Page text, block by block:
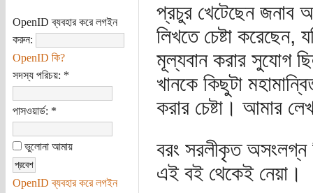
OpenID ব্যবহার করে লগইন
করুন:
OpenID কি?
সদস্য পরিচয়: *
পাসওয়ার্ড: *
ভুলোনা আমায়
OpenID ব্যবহার করে লগইন
প্রচুর খেটেছেন জনাব
লিখতে চেষ্টা করেছেন,
মূল্যবান করার সুযোগ
খানকে কিছুটা
করার চেষ্টা। আমার
বরং সরলীকৃত অসংলগ্ন
এই বই থেকেই নেয়া।